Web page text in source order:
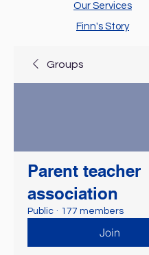
Finn's Story
Our Services
Groups
Parent teacher
association
Public · 177 members
Join